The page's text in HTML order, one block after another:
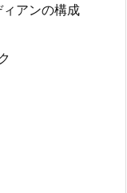
アンの構成